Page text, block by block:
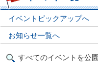
イベントピックアップへ
お知らせ一覧へ
すべてのイベントを公